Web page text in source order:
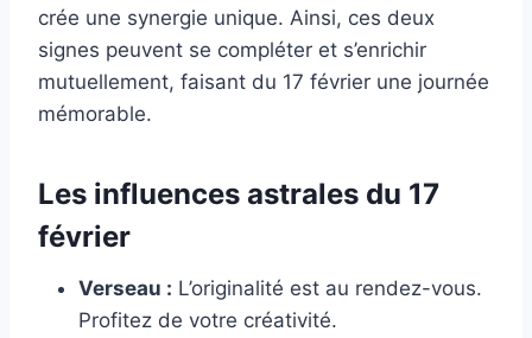
crée une synergie unique. Ainsi, ces deux
signes peuvent se compléter et s’enrichir
mutuellement, faisant du 17 février une journée
mémorable.
Les influences astrales du 17
février
Verseau : L’originalité est au rendez-vous.
Profitez de votre créativité.